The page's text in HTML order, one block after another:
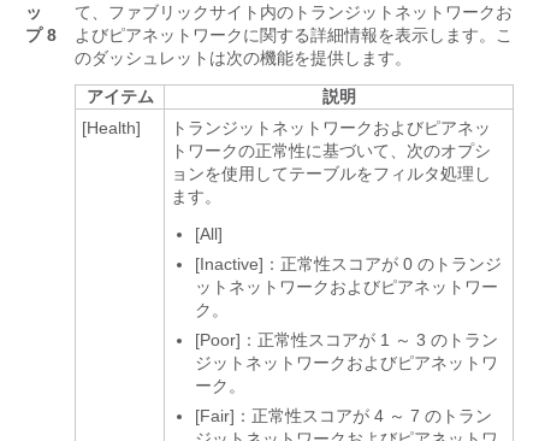
ッ
プ 8
て、ファブリックサイト内のトランジットネットワークお
よびピアネットワークに関する詳細情報を表示します。
こ
のダッシュレットは次の機能を提供します。
アイテム
説明
[Health]
トランジットネットワークおよびピアネッ
トワークの正常性に基づいて、次のオプシ
ョンを使用してテーブルをフィルタ処理し
ます。
[All]
[Inactive]：正常性スコアが 0 のトランジ
ットネットワークおよびピアネットワー
ク。
[Poor]：正常性スコアが 1 ～ 3 のトラン
ジットネットワークおよびピアネットワ
ーク。
[Fair]：正常性スコアが 4 ～ 7 のトラン